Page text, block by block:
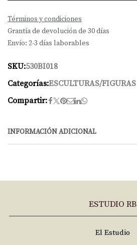
Términos y condiciones
Grantía de devolución de 30 días
Envío: 2-3 días laborables
SKU:530BI018
Categorías:ESCULTURAS/FIGURAS
Compartir:
INFORMACIÓN ADICIONAL
ESTUDIO RB
El Estudio